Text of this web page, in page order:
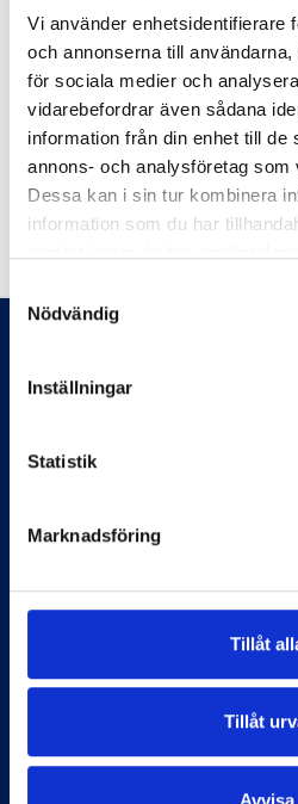
Vi använder enhetsidentifierare
och annonserna till
för sociala medier och
vidarebefordrar även sådana
information från din enhet till de
annons- och analysföretag som
Dessa kan i sin tur kombinera
information som du har
Nödvändig
Inställningar
Statistik
Marknadsföring
Tillåt
Tillåt
Avvisa
Lägg i kundvagnen
Europeiska unionen
Tillbaka
Information
Flaggstänger